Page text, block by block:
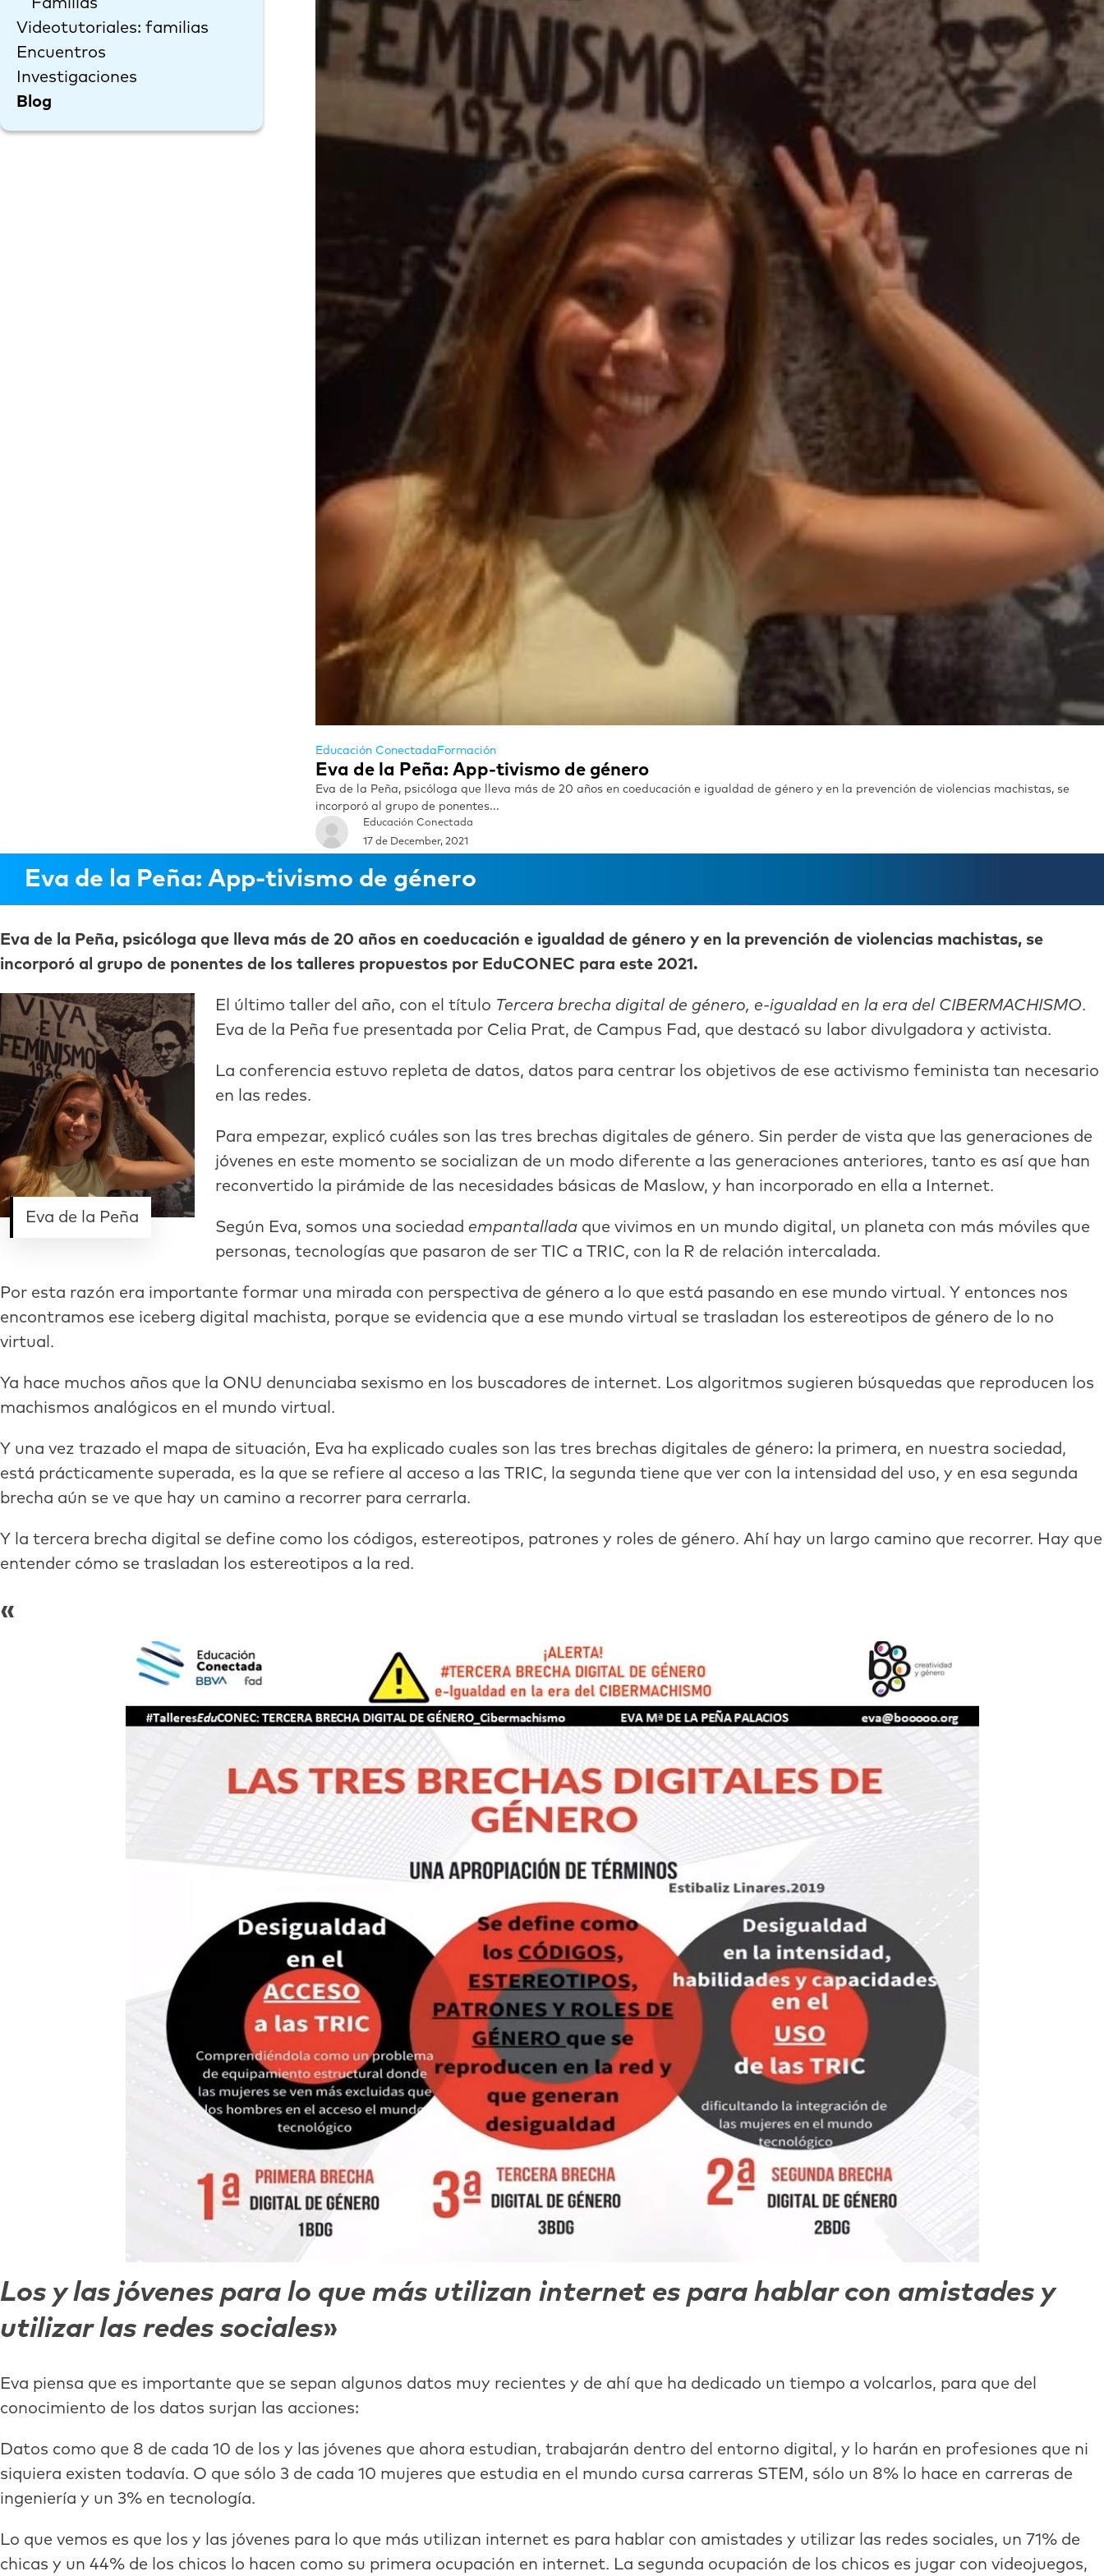
Familias
Videotutoriales: familias
Encuentros
Investigaciones
Blog
Educación Conectada Formación
Eva de la Peña: App-tivismo de género
Eva de la Peña, psicóloga que lleva más de 20 años en coeducación e igualdad de género y en la prevención de violencias machistas, se
incorporó al grupo de ponentes...
Educación Conectada
17 de December, 2021
Eva de la Peña: App-tivismo de género
Eva de la Peña, psicóloga que lleva más de 20 años en coeducación e igualdad de género y en la prevención de violencias machistas, se
incorporó al grupo de ponentes de los talleres propuestos por EduCONEC para este 2021.
Eva de la Peña
El último taller del año, con el título Tercera brecha digital de género, e-igualdad en la era del CIBERMACHISMO.
Eva de la Peña fue presentada por Celia Prat, de Campus Fad, que destacó su labor divulgadora y activista.
La conferencia estuvo repleta de datos, datos para centrar los objetivos de ese activismo feminista tan necesario
en las redes.
Para empezar, explicó cuáles son las tres brechas digitales de género. Sin perder de vista que las generaciones de
jóvenes en este momento se socializan de un modo diferente a las generaciones anteriores, tanto es así que han
reconvertido la pirámide de las necesidades básicas de Maslow, y han incorporado en ella a Internet.
Según Eva, somos una sociedad empantallada que vivimos en un mundo digital, un planeta con más móviles que
personas, tecnologías que pasaron de ser TIC a TRIC, con la R de relación intercalada.
Por esta razón era importante formar una mirada con perspectiva de género a lo que está pasando en ese mundo virtual. Y entonces nos
encontramos ese iceberg digital machista, porque se evidencia que a ese mundo virtual se trasladan los estereotipos de género de lo no
virtual.
Ya hace muchos años que la ONU denunciaba sexismo en los buscadores de internet. Los algoritmos sugieren búsquedas que reproducen los
machismos analógicos en el mundo virtual.
Y una vez trazado el mapa de situación, Eva ha explicado cuales son las tres brechas digitales de género: la primera, en nuestra sociedad,
está prácticamente superada, es la que se refiere al acceso a las TRIC, la segunda tiene que ver con la intensidad del uso, y en esa segunda
brecha aún se ve que hay un camino a recorrer para cerrarla.
Y la tercera brecha digital se define como los códigos, estereotipos, patrones y roles de género. Ahí hay un largo camino que recorrer. Hay que
entender cómo se trasladan los estereotipos a la red.
Los y las jóvenes para lo que más utilizan internet es para hablar con amistades y
utilizar las redes sociales
Eva piensa que es importante que se sepan algunos datos muy recientes y de ahí que ha dedicado un tiempo a volcarlos, para que del
conocimiento de los datos surjan las acciones:
Datos como que 8 de cada 10 de los y las jóvenes que ahora estudian, trabajarán dentro del entorno digital, y lo harán en profesiones que ni
siquiera existen todavía. O que sólo 3 de cada 10 mujeres que estudia en el mundo cursa carreras STEM, sólo un 8% lo hace en carreras de
ingeniería y un 3% en tecnología.
Lo que vemos es que los y las jóvenes para lo que más utilizan internet es para hablar con amistades y utilizar las redes sociales, un 71% de
chicas y un 44% de los chicos lo hacen como su primera ocupación en internet. La segunda ocupación de los chicos es jugar con videojuegos,